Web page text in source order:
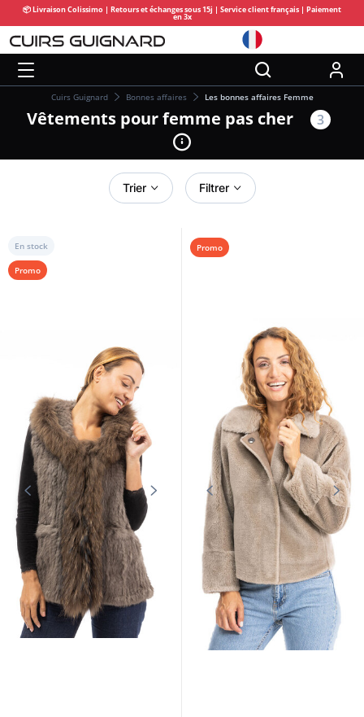
📦 Livraison Colissimo | Retours et échanges sous 15j | Service client français | Paiement
en 3x
Cuirs Guignard Bonnes affaires Les bonnes affaires Femme
Vêtements pour femme pas cher 3
Trier Filtrer
En stock
Promo
Promo